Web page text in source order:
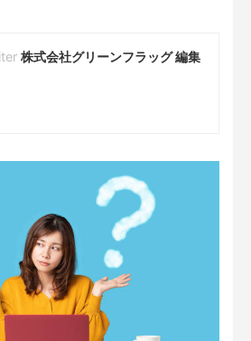
株式会社グリーンフラッグ 編集